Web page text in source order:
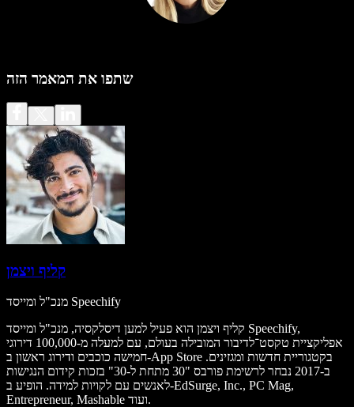
שתפו את המאמר הזה
קליף ויצמן
מנכ"ל ומייסד Speechify
קליף ויצמן הוא פעיל למען דיסלקסיה, מנכ"ל ומייסד Speechify,
אפליקציית טקסט־לדיבור המובילה בעולם, עם למעלה מ-100,000 דירוגי
חמישה כוכבים ודירוג ראשון ב-App Store בקטגוריית חדשות ומגזינים.
ב-2017 נבחר לרשימת פורבס "30 מתחת ל-30" בזכות קידום הנגישות
לאנשים עם לקויות למידה. הופיע ב-EdSurge, Inc., PC Mag,
Entrepreneur, Mashable ועוד.